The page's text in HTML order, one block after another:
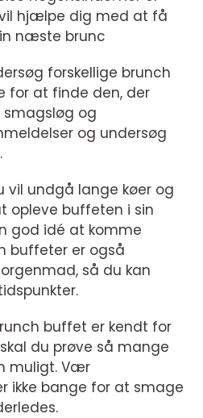
hjælpe dig med at få
næste brunc
forskellige brunch
for at finde den, der
smagsløg og
og undersøg
vil undgå lange køer og
opleve buffeten i sin
god idé at komme
buffeter er også
så du kan
buffet er kendt for
du prøve så mange
muligt. Vær
ikke bange for at smage